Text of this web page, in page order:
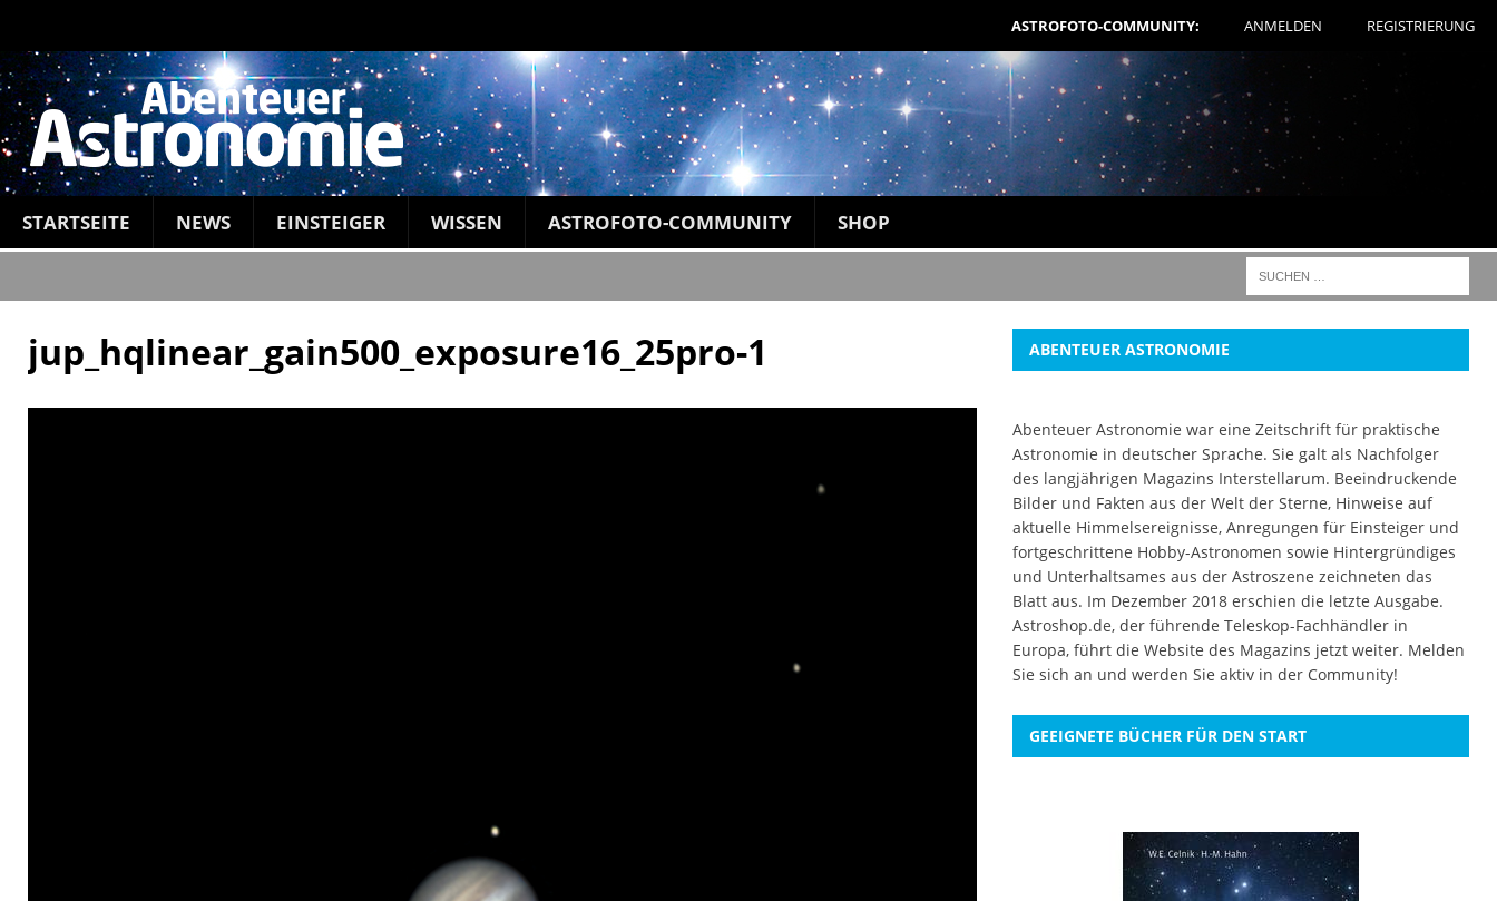
ASTROFOTO-COMMUNITY: ANMELDEN REGISTRIERUNG
STARTSEITE NEWS EINSTEIGER WISSEN ASTROFOTO-COMMUNITY SHOP
jup_hqlinear_gain500_exposure16_25pro-1 ABENTEUER ASTRONOMIE
Abenteuer Astronomie war eine Zeitschrift für praktische
Astronomie in deutscher Sprache. Sie galt als Nachfolger
des langjährigen Magazins Interstellarum. Beeindruckende
Bilder und Fakten aus der Welt der Sterne, Hinweise auf
aktuelle Himmelsereignisse, Anregungen für Einsteiger und
fortgeschrittene Hobby-Astronomen sowie Hintergründiges
und Unterhaltsames aus der Astroszene zeichneten das
Blatt aus. Im Dezember 2018 erschien die letzte Ausgabe.
Astroshop.de, der führende Teleskop-Fachhändler in
Europa, führt die Website des Magazins jetzt weiter. Melden
Sie sich an und werden Sie aktiv in der Community!
GEEIGNETE BÜCHER FÜR DEN START